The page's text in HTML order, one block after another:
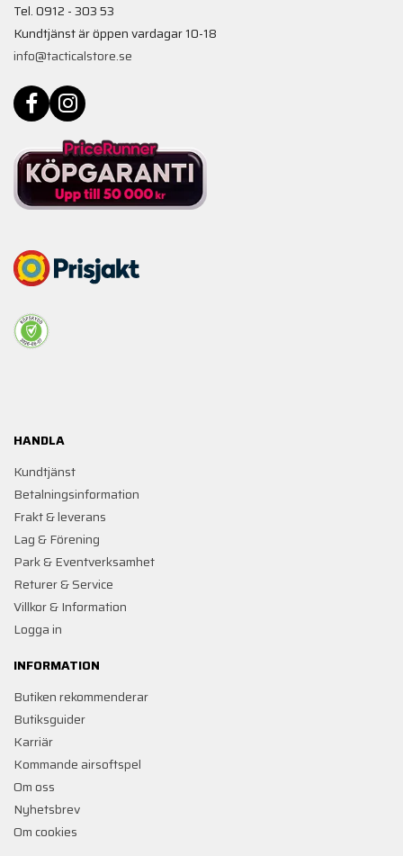
Tel. 0912 - 303 53
Kundtjänst är öppen vardagar 10-18
info@tacticalstore.se
HANDLA
Kundtjänst
Betalningsinformation
Frakt & leverans
Lag & Förening
Park & Eventverksamhet
Returer & Service
Villkor & Information
Logga in
INFORMATION
Butiken rekommenderar
Butiksguider
Karriär
Kommande airsoftspel
Om oss
Nyhetsbrev
Om cookies